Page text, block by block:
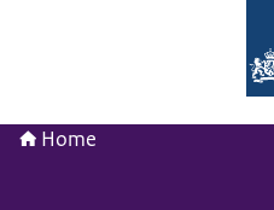
Home